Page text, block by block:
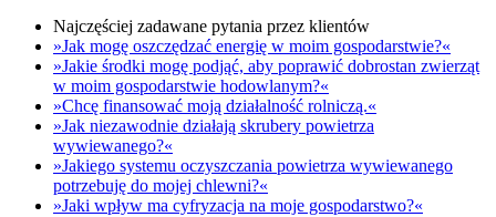
Najczęściej zadawane pytania przez klientów
»Jak mogę oszczędzać energię w moim gospodarstwie?«
»Jakie środki mogę podjąć, aby poprawić dobrostan zwierząt
w moim gospodarstwie hodowlanym?«
»Chcę finansować moją działalność rolniczą.«
»Jak niezawodnie działają skrubery powietrza
wywiewanego?«
»Jakiego systemu oczyszczania powietrza wywiewanego
potrzebuję do mojej chlewni?«
»Jaki wpływ ma cyfryzacja na moje gospodarstwo?«